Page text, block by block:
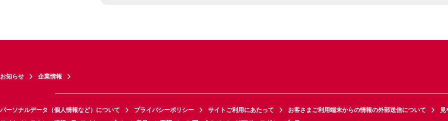
お知らせ 企業情報
パーソナルデータ（個人情報など）について プライバシーポリシー サイトご利用にあたって お客さまご利用端末からの情報の外部送信について
見